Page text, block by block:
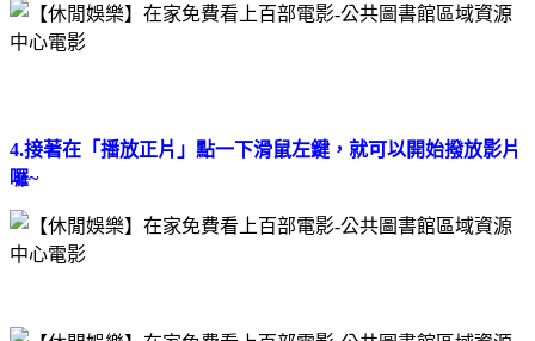
4.接著在「播放正片」點一下滑鼠左鍵，就可以開始撥放影片
囉~